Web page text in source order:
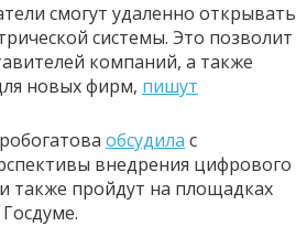
смогут удаленно открывать
системы. Это позволит
компаний, а также
новых фирм, пишут
обсудила с
внедрения цифрового
также пройдут на площадках